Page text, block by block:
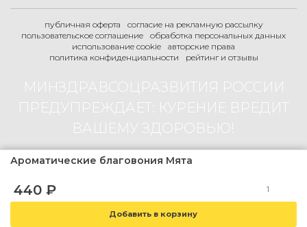
Ароматические благовония Мята
440 ₽
публичная оферта
согласие на рекламную рассылку
пользовательское соглашение
обработка персональных данных
использование cookie
авторские права
политика конфиденциальности
рейтинг и отзывы
МИНЗДРАВСОЦРАЗВИТИЯ РОССИИ
ПРЕДУПРЕЖДАЕТ: КУРЕНИЕ ВРЕДИТ
ВАШЕМУ ЗДОРОВЬЮ!
магазин содержит товар не предназначенный для продажи лицам